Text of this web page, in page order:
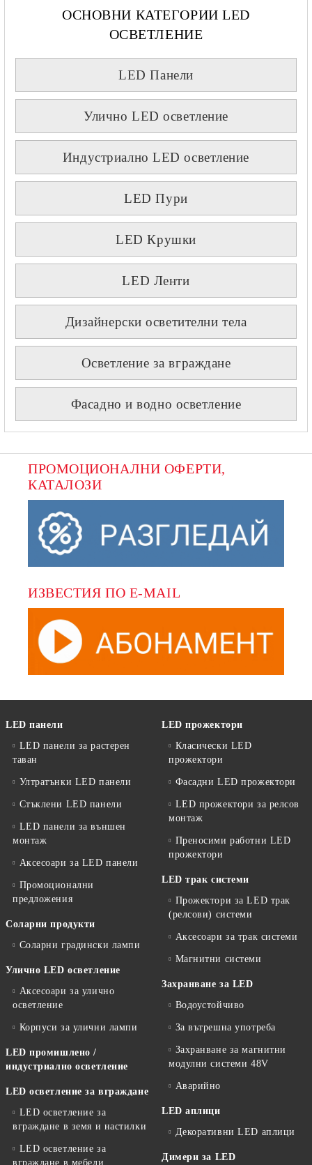
ОСНОВНИ КАТЕГОРИИ LED
ОСВЕТЛЕНИЕ
LED Панели
Улично LED осветление
Индустриално LED осветление
LED Пури
LED Крушки
LED Ленти
Дизайнерски осветителни тела
Осветление за вграждане
Фасадно и водно осветление
ПРОМОЦИОНАЛНИ ОФЕРТИ,
КАТАЛОЗИ
ИЗВЕСТИЯ ПО E-MAIL
LED панели
LED панели за растерен
таван
Ултратънки LED панели
Стъклени LED панели
LED панели за външен
монтаж
Аксесоари за LED панели
Промоционални
предложения
Соларни продукти
Соларни градински лампи
Улично LED осветление
Аксесоари за улично
осветление
Корпуси за улични лампи
LED промишлено /
индустриално осветление
LED осветление за вграждане
LED осветление за
вграждане в земя и настилки
LED осветление за
вграждане в мебели
LED прожектори
Класически LED
прожектори
Фасадни LED прожектори
LED прожектори за релсов
монтаж
Преносими работни LED
прожектори
LED трак системи
Прожектори за LED трак
(релсови) системи
Аксесоари за трак системи
Магнитни системи
Захранване за LED
Водоустойчиво
За вътрешна употреба
Захранване за магнитни
модулни системи 48V
Аварийно
LED аплици
Декоративни LED аплици
Димери за LED